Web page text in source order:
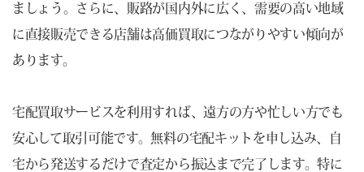
ましょう。さらに、販路が国内外に広く、需要の高い地域
に直接販売できる店舗は高価買取につながりやすい傾向が
あります。
宅配買取サービスを利用すれば、遠方の方や忙しい方でも
安心して取引可能です。無料の宅配キットを申し込み、自
宅から発送するだけで査定から振込まで完了します。特に